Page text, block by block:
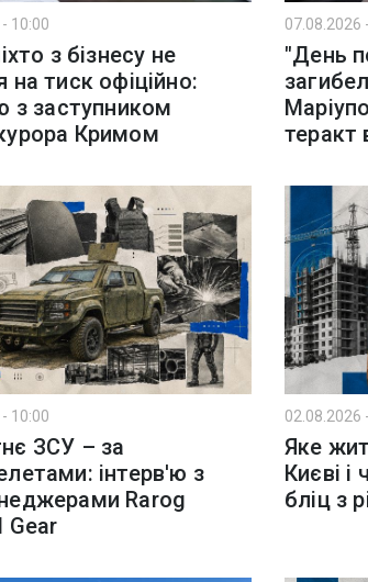
10:00
з бізнесу не
на тиск офіційно:
з заступником
Кримом
07.08.2026
"День
теракт
10:00
ЗСУ – за
інтерв'ю з
Rarog
Gear
02.08.2026
Яке
Києві
бліц з